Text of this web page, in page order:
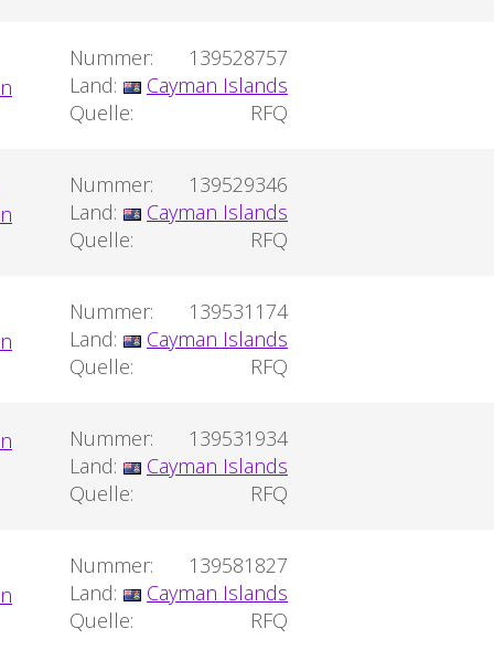
Nummer:
139528757
Land:
Cayman Islands
Quelle:
RFQ
Nummer:
139529346
Land:
Cayman Islands
Quelle:
RFQ
Nummer:
139531174
Land:
Cayman Islands
Quelle:
RFQ
Nummer:
139531934
Land:
Cayman Islands
Quelle:
RFQ
Nummer:
139581827
Land:
Cayman Islands
Quelle:
RFQ